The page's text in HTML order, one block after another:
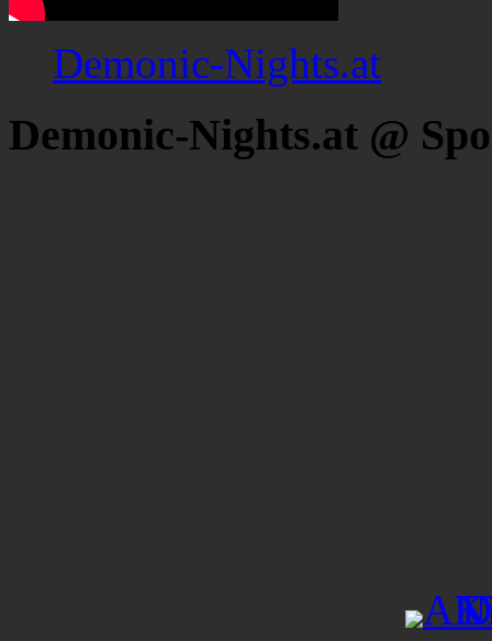
Demonic-Nights.at
Demonic-Nights.at @